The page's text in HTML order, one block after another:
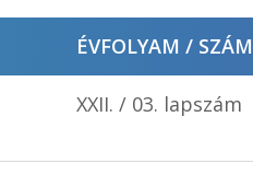
ÉVFOLYAM / SZÁM
XXII. / 03. lapszám